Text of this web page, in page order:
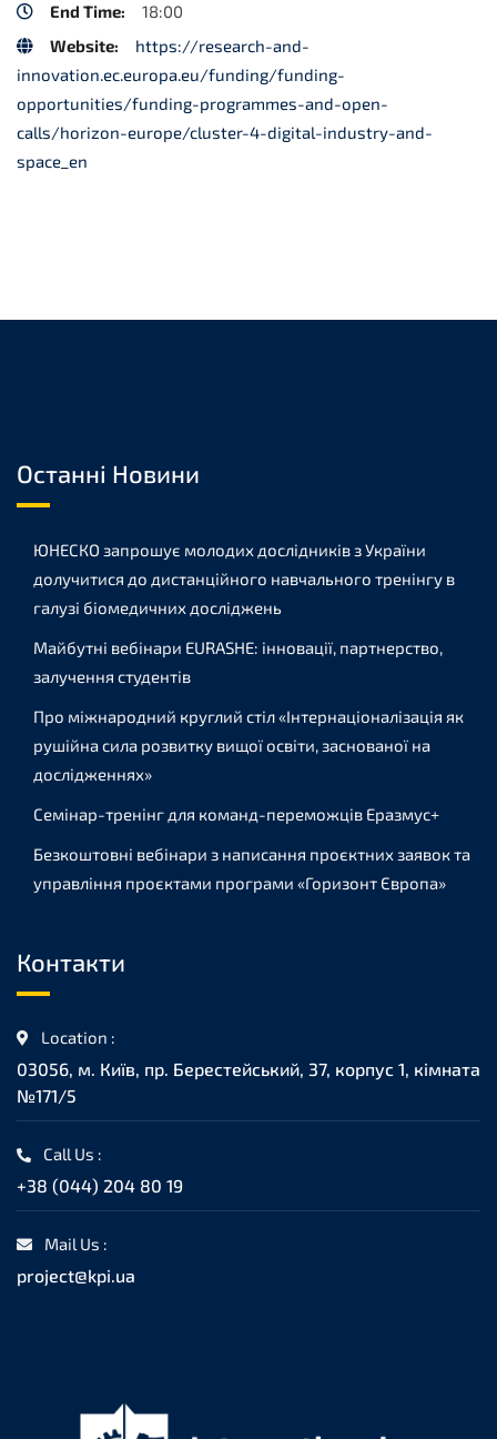
End Time:
18:00
Website:
https://research-and-
innovation.ec.europa.eu/funding/funding-
opportunities/funding-programmes-and-open-
calls/horizon-europe/cluster-4-digital-industry-and-
space_en
Останні Новини
ЮНЕСКО запрошує молодих дослідників з України
долучитися до дистанційного навчального тренінгу в
галузі біомедичних досліджень
Майбутні вебінари EURASHE: інновації, партнерство,
залучення студентів
Про міжнародний круглий стіл «Інтернаціоналізація як
рушійна сила розвитку вищої освіти, заснованої на
дослідженнях»
Семінар-тренінг для команд-переможців Еразмус+
Безкоштовні вебінари з написання проєктних заявок та
управління проєктами програми «Горизонт Європа»
Контакти
Location :
03056, м. Київ, пр. Берестейський, 37, корпус 1, кiмната
№171/5
Call Us :
+38 (044) 204 80 19
Mail Us :
project@kpi.ua